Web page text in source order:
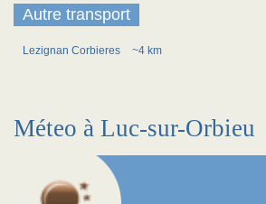
Autre transport
Lezignan Corbieres ~4 km
Méteo à Luc-sur-Orbieu